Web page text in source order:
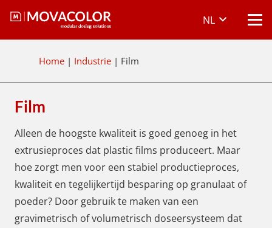
NL
Home | Industrie | Film
Film
Alleen de hoogste kwaliteit is goed genoeg in het
extrusieproces dat plastic films produceert. Maar
hoe zorgt men voor een stabiel productieproces,
kwaliteit en tegelijkertijd besparing op granulaat of
poeder? Door gebruik te maken van een
gravimetrisch of volumetrisch doseersysteem dat